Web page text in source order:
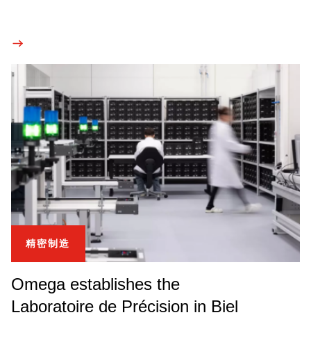
精密制造
Omega establishes the
Laboratoire de Précision in Biel